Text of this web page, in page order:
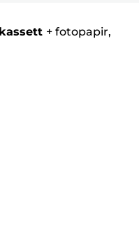
+ fotopapir,